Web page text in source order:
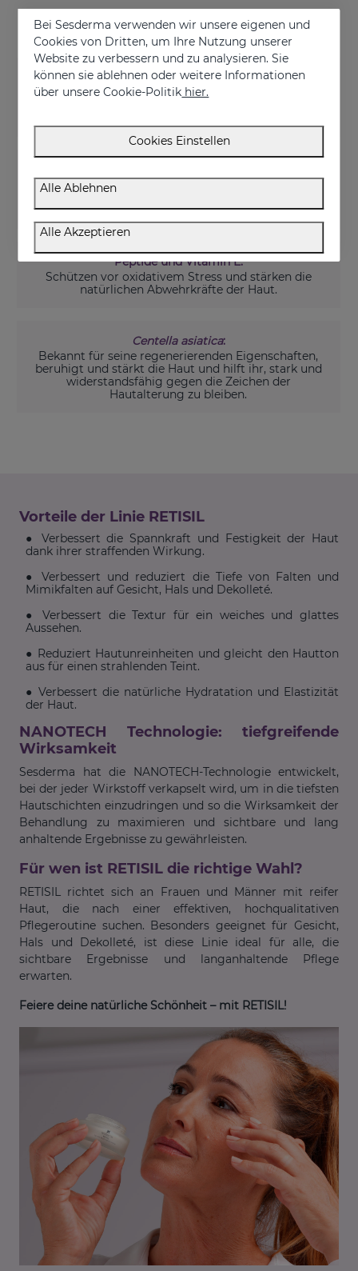
Die Vorteile von RETISIL für reife Haut
HP-Retinoat und organisches Silizium:
Wirken synergetisch, um die Kollagen- und
Spendet intensive Feuchtigkeit und hält den
Elastizität und ihr Volumen verbessert werden.
Peptide und Vitamin E:
Schützen vor oxidativem Stress und stärken die
natürlichen Abwehrkräfte der Haut.
Centella asiatica:
Bekannt für seine regenerierenden Eigenschaften,
beruhigt und stärkt die Haut und hilft ihr, stark und
widerstandsfähig gegen die Zeichen der
Hautalterung zu bleiben.
Vorteile der Linie RETISIL
● Verbessert die Spannkraft und Festigkeit der Haut
dank ihrer straffenden Wirkung.
● Verbessert und reduziert die Tiefe von Falten und
Mimikfalten auf Gesicht, Hals und Dekolleté.
● Verbessert die Textur für ein weiches und glattes
Aussehen.
● Reduziert Hautunreinheiten und gleicht den Hautton
aus für einen strahlenden Teint.
● Verbessert die natürliche Hydratation und Elastizität
der Haut.
NANOTECH Technologie: tiefgreifende
Wirksamkeit
Sesderma hat die NANOTECH-Technologie entwickelt,
bei der jeder Wirkstoff verkapselt wird, um in die tiefsten
Hautschichten einzudringen und so die Wirksamkeit der
Behandlung zu maximieren und sichtbare und lang
anhaltende Ergebnisse zu gewährleisten.
Für wen ist RETISIL die richtige Wahl?
RETISIL richtet sich an Frauen und Männer mit reifer
Haut, die nach einer effektiven, hochqualitativen
Pflegeroutine suchen. Besonders geeignet für Gesicht,
Hals und Dekolleté, ist diese Linie ideal für alle, die
sichtbare Ergebnisse und langanhaltende Pflege
erwarten.
Feiere deine natürliche Schönheit – mit RETISIL!
Bei Sesderma verwenden wir unsere eigenen und
Cookies von Dritten, um Ihre Nutzung unserer
Website zu verbessern und zu analysieren. Sie
können sie ablehnen oder weitere Informationen
über unsere Cookie-Politik hier.
Cookies Einstellen
Alle Ablehnen
Alle Akzeptieren